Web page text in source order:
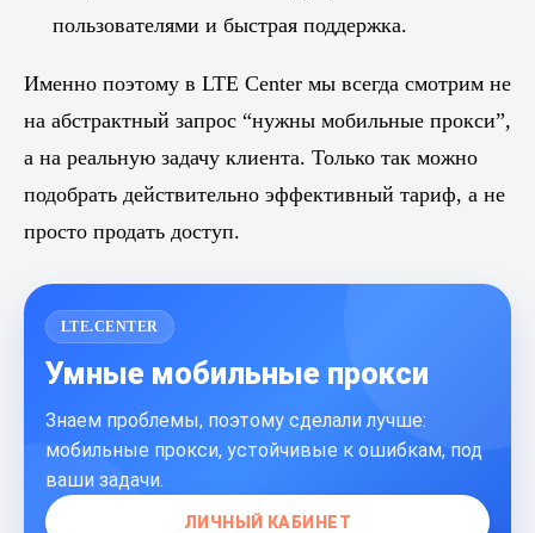
пользователями и быстрая поддержка.
Именно поэтому в LTE Center мы всегда смотрим не
на абстрактный запрос “нужны мобильные прокси”,
а на реальную задачу клиента. Только так можно
подобрать действительно эффективный тариф, а не
просто продать доступ.
LTE.CENTER
Умные мобильные прокси
Знаем проблемы, поэтому сделали лучше:
мобильные прокси, устойчивые к ошибкам, под
ваши задачи.
ЛИЧНЫЙ КАБИНЕТ
Похожие статьи
Блог